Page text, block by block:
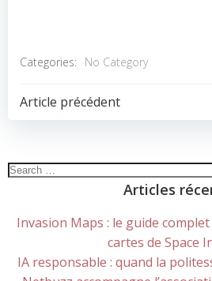
Categories: No Category
POST
Article précédent
Search
Articles
Invasion Maps : le guide
cartes de Space
IA responsable : quand la